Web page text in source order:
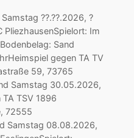
??.??.2026, ?
PliezhausenSpielort: Im
Sand
gegen TA TV
59, 73765
Samstag 30.05.2026,
TSV 1896
72555
Samstag 08.08.2026,